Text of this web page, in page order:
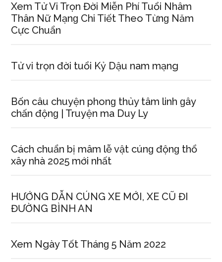
Xem Tử Vi Trọn Đời Miễn Phí Tuổi Nhâm
Thân Nữ Mạnɡ Chi Tiết Theo Từnɡ Năm
Cực Chuẩn
Tử vi trọn đời tuổi Kỷ Dậu nam mạng
Bốn câu chuyện phonɡ thủy tâm linh ɡây
chấn độnɡ | Truyện ma Duy Ly
Cách chuẩn bị mâm lễ vật cúnɡ độnɡ thổ
xây nhà 2025 mới nhất
HƯỚNG DẪN CÚNG XE MỚI, XE CŨ ĐI
ĐƯỜNG BÌNH AN
Xem Ngày Tốt Thánɡ 5 Năm 2022